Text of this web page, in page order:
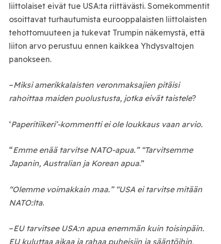
liittolaiset eivät tue USA:ta riittävästi. Somekommentit
osoittavat turhautumista eurooppalaisten liittolaisten
tehottomuuteen ja tukevat Trumpin näkemystä, että
liiton arvo perustuu ennen kaikkea Yhdysvaltojen
panokseen.
–Miksi amerikkalaisten veronmaksajien pitäisi
rahoittaa maiden puolustusta, jotka eivät taistele?
‘Paperitiikeri’-kommentti ei ole loukkaus vaan arvio.
“Emme enää tarvitse NATO-apua.” “Tarvitsemme
Japanin, Australian ja Korean apua.”
“Olemme voimakkain maa.” “USA ei tarvitse mitään
NATO:lta.
–EU tarvitsee USA:n apua enemmän kuin toisinpäin.
EU kuluttaa aikaa ja rahaa puheisiin ja sääntöihin,